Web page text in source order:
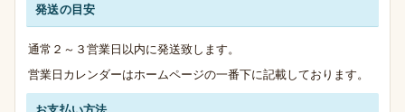
発送・お支払い・送料のご案内
発送の目安
通常２～３営業日以内に発送致します。
営業日カレンダーはホームページの一番下に記載しております。